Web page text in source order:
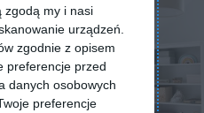
zgodą my i nasi
urządzeń.
zgodnie z opisem
preferencje przed
danych osobowych
preferencje